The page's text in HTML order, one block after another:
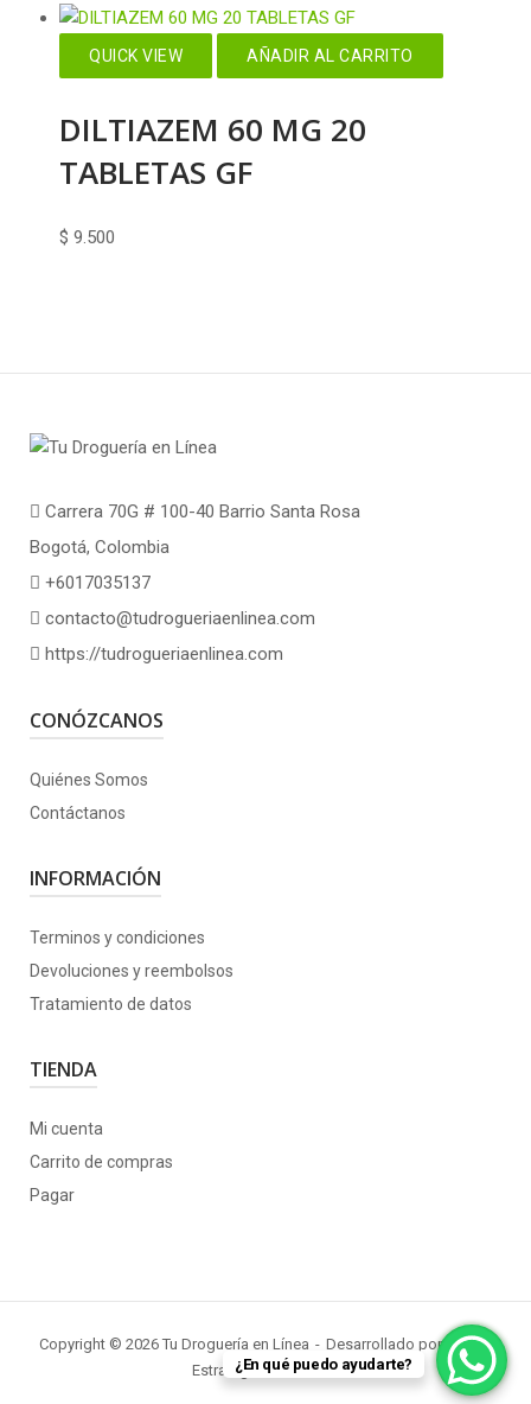
QUICK VIEW AÑADIR AL CARRITO
DILTIAZEM 60 MG 20
TABLETAS GF
$ 9.500
Carrera 70G # 100-40 Barrio Santa Rosa
Bogotá, Colombia
+6017035137
contacto@tudrogueriaenlinea.com
https://tudrogueriaenlinea.com
CONÓZCANOS
Quiénes Somos
Contáctanos
INFORMACIÓN
Terminos y condiciones
Devoluciones y reembolsos
Tratamiento de datos
TIENDA
Mi cuenta
Carrito de compras
Pagar
Copyright © 2026 Tu Droguería en Línea Desarrollado por KORU|
Estrategia + Software
¿En qué puedo ayudarte?